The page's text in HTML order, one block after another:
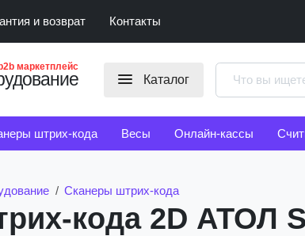
и возврат Контакты
b2b маркетплейс
Каталог
штрих-кода Весы Онлайн-кассы
Сканеры штрих-кода
кода 2D АТОЛ